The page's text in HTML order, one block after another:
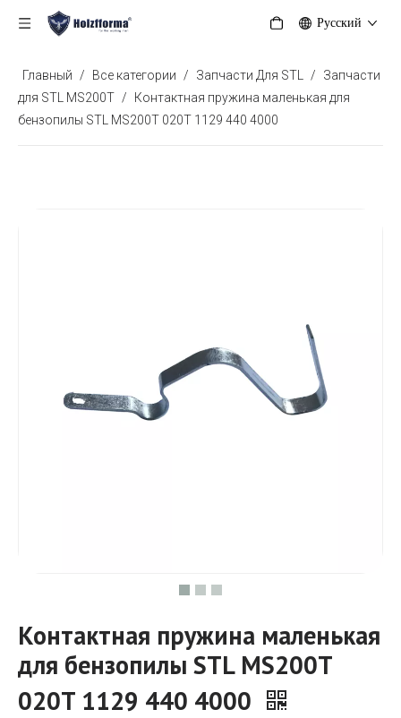
Pусский
Главный / Все категории / Запчасти Для STL /
Запчасти
для STL MS200T /
Контактная пружина маленькая для
бензопилы STL MS200T 020T 1129 440 4000
Контактная пружина маленькая
для бензопилы STL MS200T
020T 1129 440 4000